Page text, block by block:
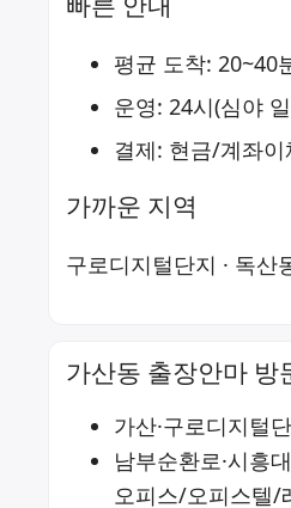
평균 도착: 20~40
운영: 24시(심야
결제: 현금/계좌이
가까운 지역
구로디지털단지 · 독산
가산동 출장안마 방
가산·구로디지털
남부순환로·시흥
오피스/오피스텔/